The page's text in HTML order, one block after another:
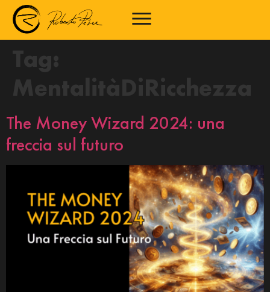
Tag:
MentalitàDiRicchezza
The Money Wizard 2024: una
freccia sul futuro